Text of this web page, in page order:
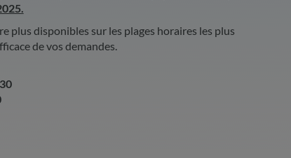
plus disponibles sur les plages horaires les plus
de vos demandes.